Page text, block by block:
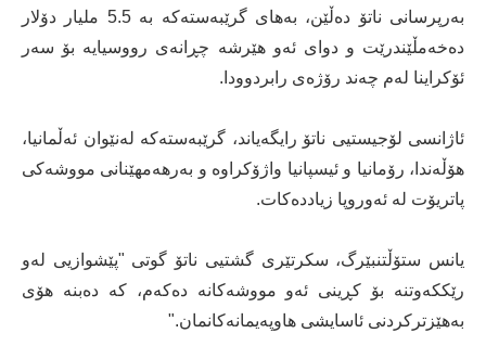
بەرپرسانی ناتۆ دەڵێن، بەهای گرێبەستەکە بە 5.5 ملیار دۆلار
دەخەمڵێندرێت و دوای ئەو هێرشە چڕانەی رووسیایە بۆ سەر
ئۆکراینا لەم چەند رۆژەی رابردوودا.
ئاژانسی لۆجیستیی ناتۆ رایگەیاند، گرێبەستەکە لەنێوان ئەڵمانیا،
هۆڵەندا، رۆمانیا و ئیسپانیا واژۆکراوە و بەرهەمهێنانی مووشەکی
پاتریۆت لە ئەوروپا زیاددەکات.
یانس ستۆڵتنبێرگ، سکرتێری گشتیی ناتۆ گوتی "پێشوازیی لەو
رێککەوتنە بۆ کڕینی ئەو مووشەکانە دەکەم، کە دەبنە هۆی
بەهێزترکردنی ئاسایشی هاوپەیمانەکانمان."